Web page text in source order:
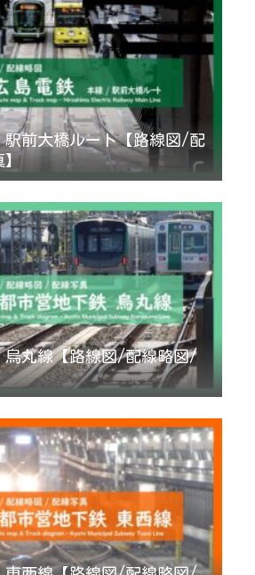
前大橋ルート【路線図/配
】
烏丸線【路線図/配線略図/